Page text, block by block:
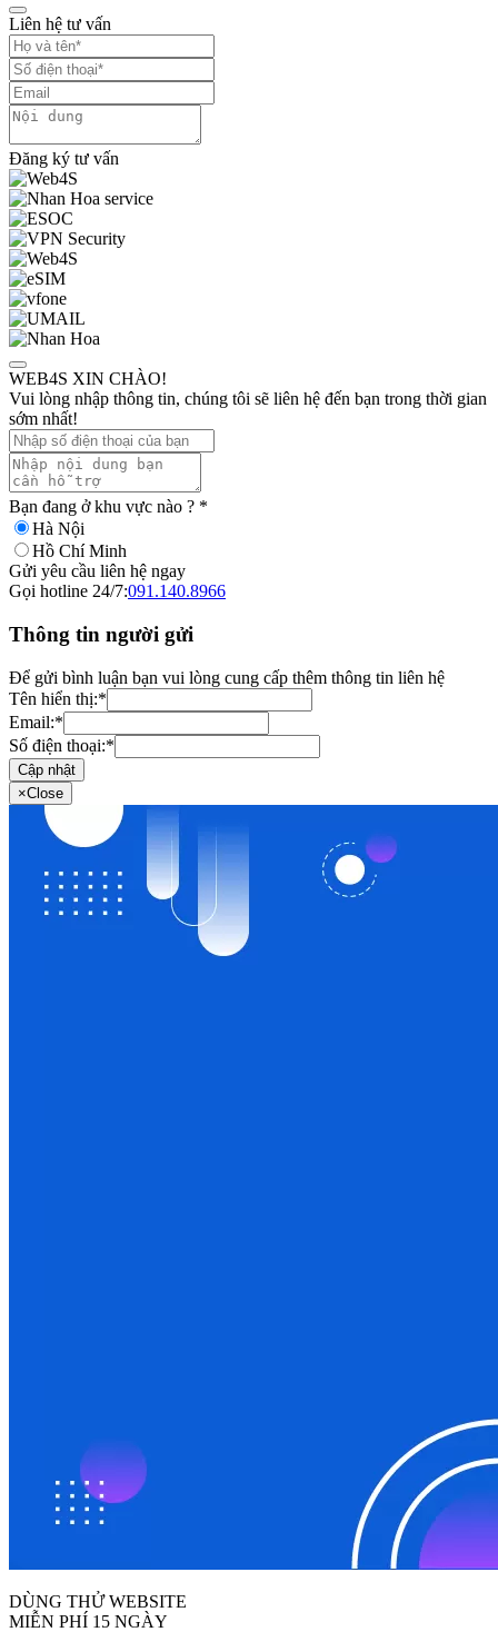
Liên hệ tư vấn
Đăng ký tư vấn
WEB4S XIN CHÀO!
Vui lòng nhập thông tin, chúng tôi sẽ liên hệ đến bạn trong thời gian
sớm nhất!
Bạn đang ở khu vực nào ? *
Hà Nội
Hồ Chí Minh
Gửi yêu cầu liên hệ ngay
Gọi hotline 24/7:091.140.8966
Thông tin người gửi
Để gửi bình luận bạn vui lòng cung cấp thêm thông tin liên hệ
Tên hiển thị:*
Email:*
Số điện thoại:*
Cập nhật
×Close
DÙNG THỬ WEBSITE
MIỄN PHÍ 15 NGÀY